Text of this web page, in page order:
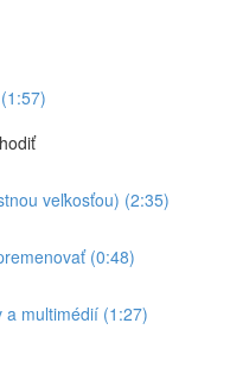
veľkosťou) (2:35)
(0:48)
a multimédií (1:27)